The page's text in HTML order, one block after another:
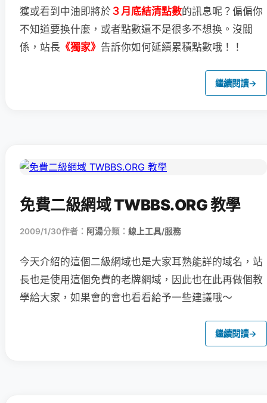
獲或看到中油即將於 ３月底結清點數的訊息呢？ 偏偏你
不知道要換什麼，或者點數還不是很多不想換。 沒關
係，站長 《獨家》 告訴你如何延續累積點數哦！！
繼續閱讀→
免費二級網域 TWBBS.ORG 教學
2009/1/30作者： 阿湯分類： 線上工具/服務
今天介紹的這個二級網域也是大家耳熟能詳的域名，站
長也是使用這個免費的老牌網域，因此也在此再做個教
學給大家，如果會的會也看看給予一些建議哦～
繼續閱讀→